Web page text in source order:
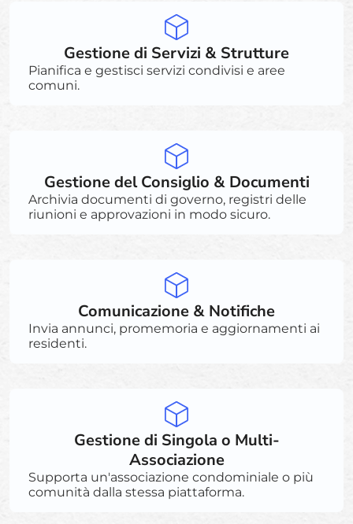
Gestione di Servizi & Strutture
Pianifica e gestisci servizi condivisi e aree
comuni.
Gestione del Consiglio & Documenti
Archivia documenti di governo, registri delle
riunioni e approvazioni in modo sicuro.
Comunicazione & Notifiche
Invia annunci, promemoria e aggiornamenti ai
residenti.
Gestione di Singola o Multi-
Associazione
Supporta un'associazione condominiale o più
comunità dalla stessa piattaforma.